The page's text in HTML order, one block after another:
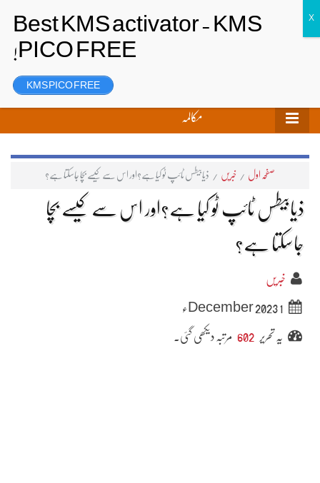
رجسٹر
مکالمہ
صفحہ اول / خبریں / ذیابیطس ٹائپ ٹو کیا ہے؟اور اس سے کیسے بچا جاسکتا ہے؟
ذیابیطس ٹائپ ٹو کیا ہے؟اور اس سے کیسے بچا
جاسکتا ہے؟
خبریں
1 December 2023ء
یہ تحریر 602 مرتبہ دیکھی گئی۔
KMS PICO FREE